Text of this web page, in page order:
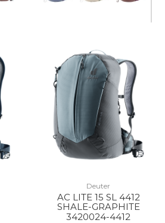
Deuter
AC LITE 15 SL 4412
SHALE-GRAPHITE
3420024-4412